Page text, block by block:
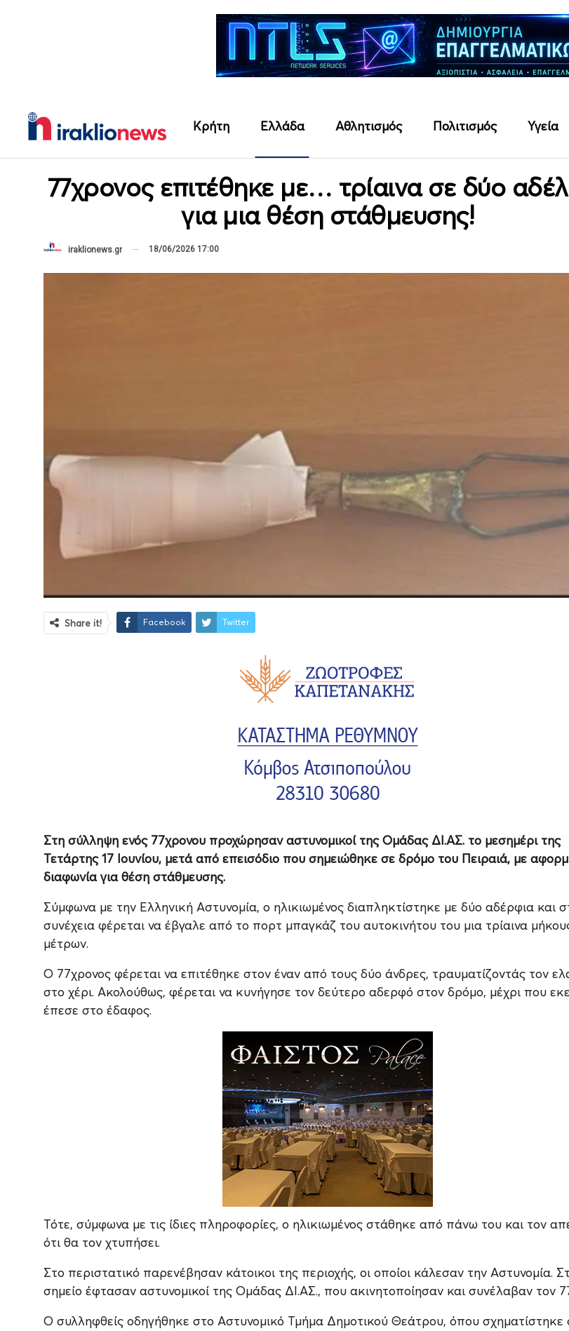
Κρήτη Ελλάδα Αθλητισμός Πολιτισμός Υγεία
77χρονος επιτέθηκε με… τρίαινα σε δύο
για μια θέση στάθμευσης!
iraklionews.gr 18/06/2026 17:00
Share it! Facebook Twitter
Στη σύλληψη ενός 77χρονου προχώρησαν αστυνομικοί της Ομάδας ΔΙ.ΑΣ. το μεσημέρι της
Τετάρτης 17 Ιουνίου, μετά από επεισόδιο που σημειώθηκε σε δρόμο του Πειραιά, με
διαφωνία για θέση στάθμευσης.
Σύμφωνα με την Ελληνική Αστυνομία, ο ηλικιωμένος διαπληκτίστηκε με δύο αδέρφια και
συνέχεια φέρεται να έβγαλε από το πορτ μπαγκάζ του αυτοκινήτου του μια τρίαινα
μέτρων.
Ο 77χρονος φέρεται να επιτέθηκε στον έναν από τους δύο άνδρες, τραυματίζοντάς τον
στο χέρι. Ακολούθως, φέρεται να κυνήγησε τον δεύτερο αδερφό στον δρόμο, μέχρι που
έπεσε στο έδαφος.
Τότε, σύμφωνα με τις ίδιες πληροφορίες, ο ηλικιωμένος στάθηκε από πάνω του και τον
ότι θα τον χτυπήσει.
Στο περιστατικό παρενέβησαν κάτοικοι της περιοχής, οι οποίοι κάλεσαν την Αστυνομία.
σημείο έφτασαν αστυνομικοί της Ομάδας ΔΙ.ΑΣ., που ακινητοποίησαν και συνέλαβαν τον
Ο συλληφθείς οδηγήθηκε στο Αστυνομικό Τμήμα Δημοτικού Θεάτρου, όπου σχηματίστηκε